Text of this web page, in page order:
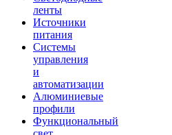
ленты
Источники
питания
Системы
управления
и
автоматизации
Алюминиевые
профили
Функциональный